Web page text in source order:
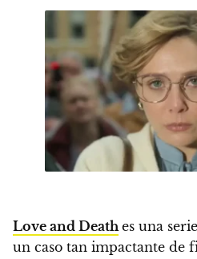
Love and Death es una
un caso tan impactante de